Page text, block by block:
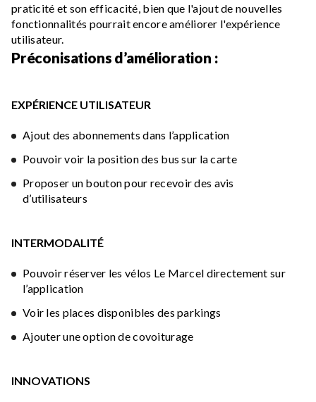
praticité et son efficacité, bien que l'ajout de nouvelles
fonctionnalités pourrait encore améliorer l'expérience
utilisateur.
Préconisations d’amélioration :
EXPÉRIENCE UTILISATEUR
Ajout des abonnements dans l’application
Pouvoir voir la position des bus sur la carte
Proposer un bouton pour recevoir des avis
d’utilisateurs
INTERMODALITÉ
Pouvoir réserver les vélos Le Marcel directement sur
l’application
Voir les places disponibles des parkings
Ajouter une option de covoiturage
INNOVATIONS